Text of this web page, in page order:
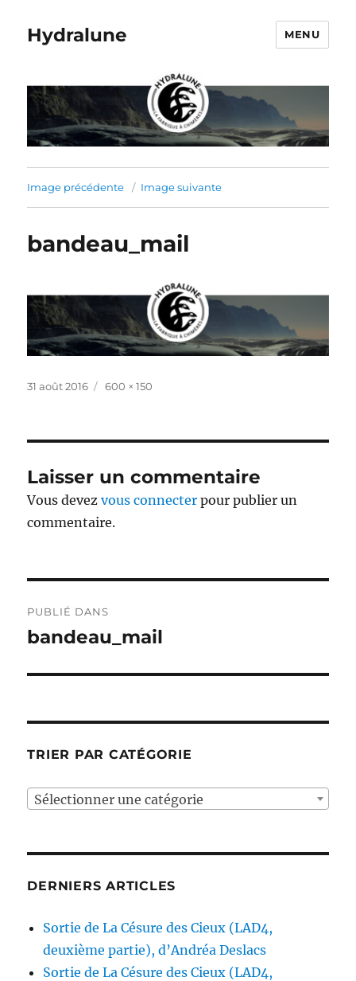
Hydralune MENU
Image précédente Image suivante
bandeau_mail
Publié
31 août 2016
Taille
600 × 150
Laisser un commentaire
Vous devezvous connecter pour publier un
commentaire.
de
PUBLIÉ DANS
bandeau_mail
TRIER PAR CATÉGORIE
Sélectionner une catégorie
DERNIERS ARTICLES
Sortie de La Césure des Cieux (LAD4,
deuxième partie), d’Andréa Deslacs
Sortie de La Césure des Cieux (LAD4,